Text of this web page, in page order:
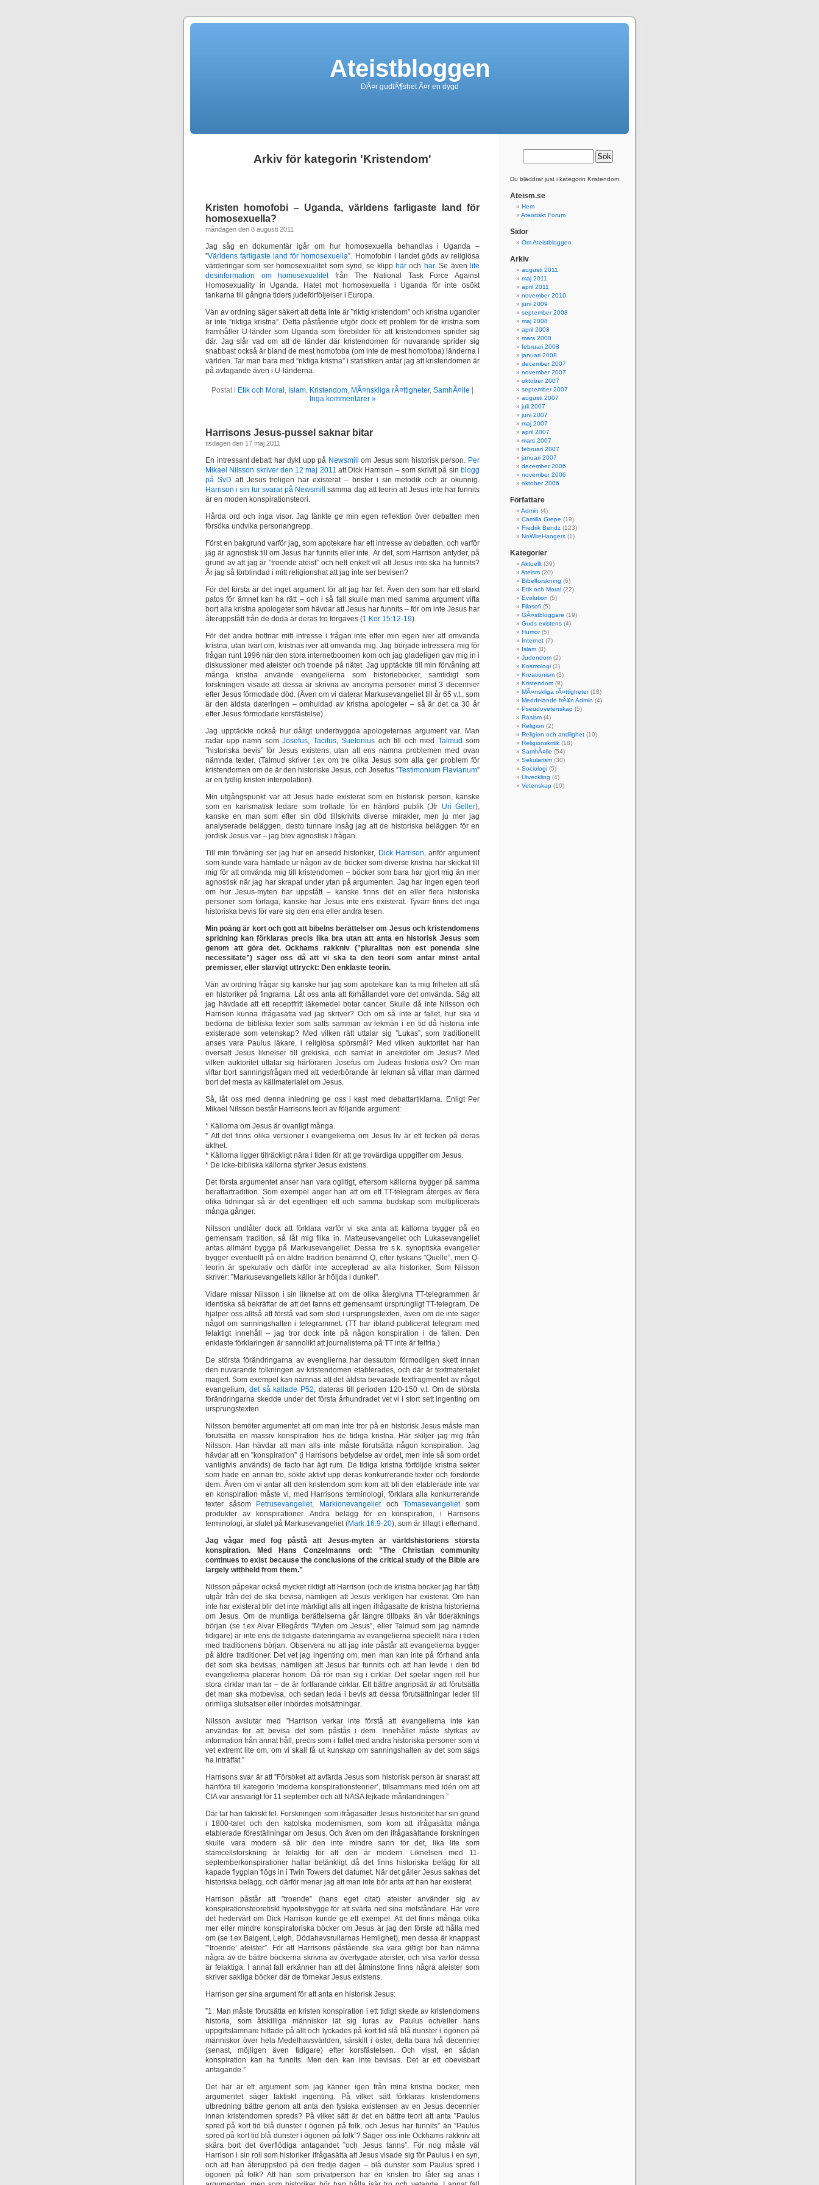
Ateistbloggen
DÃ¤r gudlÃ¶shet Ã¤r en dygd
Arkiv för kategorin 'Kristendom'
Kristen homofobi – Uganda, världens farligaste land för
homosexuella?
måndagen den 8 augusti 2011
Jag såg en dokumentär igår om hur homosexuella behandlas i Uganda –
”Världens farligaste land för homosexuella”. Homofobin i landet göds av religiösa
värderingar som ser homosexualitet som synd, se klipp här och här. Se även lite
desinformation om homosexualitetfrån The National Task Force Against
Homosexuality in Uganda. Hatet mot homosexuella i Uganda för inte osökt
tankarna till gångna tiders judeförföljelser i Europa.
Vän av ordning säger säkert att detta inte är ”riktig kristendom” och kristna ugandier
är inte ”riktiga kristna”. Detta påstående utgör dock ett problem för de kristna som
framhåller U-länder som Uganda som förebilder för att kristendomen sprider sig
där. Jag slår vad om att de länder där kristendomen för nuvarande sprider sig
snabbast också är bland de mest homofoba (om inte de mest homofoba) länderna i
världen. Tar man bara med ”riktiga kristna” i statistiken antar jag att kristendomen är
på avtagande även i U-länderna.
Postat i Etik och Moral , Islam, Kristendom, MÃ¤nskliga rÃ¤ttigheter, SamhÃ¤lle
Inga kommentarer »
Harrisons Jesus-pussel saknar bitar
tisdagen den 17 maj 2011
En intressant debatt har dykt upp på Newsmill om Jesus som historisk person. Per
Mikael Nilsson skriver den 12 maj 2011 att Dick Harrison – som skrivit på sin blogg
på SvD att Jesus troligen har existerat – brister i sin metodik och är okunnig.
Harrison i sin tur svarar på Newsmill
samma dag att teorin att Jesus inte har funnits
är en moden konspirationsteori.
Hårda ord och inga visor. Jag tänkte ge min egen reflektion över debatten men
försöka undvika personangrepp.
Först en bakgrund varför jag, som apotekare har ett intresse av debatten, och varför
jag är agnostisk till om Jesus har funnits eller inte. Är det, som Harrison antyder, på
grund av att jag är ”troende ateist” och helt enkelt vill att Jesus inte ska ha funnits?
Är jag så förblindad i mitt religionshat att jag inte ser bevisen?
För det första är det inget argument för att jag har fel. Även den som har ett starkt
patos för ämnet kan ha rätt – och i så fall skulle man med samma argument vifta
bort alla kristna apologeter som hävdar att Jesus har funnits – för om inte Jesus har
återuppstått från de döda är deras tro förgäves (1 Kor 15:12-19).
För det andra bottnar mitt intresse i frågan inte efter min egen iver att omvända
kristna, utan tvärt om, kristnas iver att omvända mig. Jag började intressera mig för
frågan runt 1996 när den stora internetboomen kom och jag gladeligen gav mig in i
diskussioner med ateister och troende på nätet. Jag upptäckte till min förvåning att
många kristna använde evangelierna som historieböcker, samtidigt som
forskningen visade att dessa är skrivna av anonyma personer minst 3 decennier
efter Jesus förmodade död. (Även om vi daterar Markusevangeliet till år 65 v.t., som
är den äldsta dateringen – omhuldad av kristna apologeter – så är det ca 30 år
efter Jesus förmodade korsfästelse).
Jag upptäckte också hur dåligt underbyggda apologeternas argument var. Man
radar upp namn som Josefus, Tacitus, Suetonius och till och med Talmud som
”historiska bevis” för Jesus existens, utan att ens nämna problemen med ovan
nämnda texter. (Talmud skriver t.ex om tre olika Jesus som alla ger problem för
kristendomen om de är den historiske Jesus, och Josefus ”Testimonium Flavianum”
är en tydlig kristen interpolation).
Min utgångspunkt var att Jesus hade existerat som en historisk person, kanske
som en karismatisk ledare som trollade för en hänförd publik (Jfr Uri Geller),
kanske en man som efter sin död tillskrivits diverse mirakler, men ju mer jag
analyserade beläggen, desto tunnare insåg jag att de historiska beläggen för en
jordisk Jesus var – jag blev agnostisk i frågan.
Till min förvåning ser jag hur en ansedd historiker, Dick Harrison, anför argument
som kunde vara hämtade ur någon av de böcker som diverse kristna har skickat till
mig för att omvända mig till kristendomen – böcker som bara har gjort mig än mer
agnostisk när jag har skrapat under ytan på argumenten. Jag har ingen egen teori
om hur Jesus-myten har uppstått – kanske finns det en eller flera historiska
personer som förlaga, kanske har Jesus inte ens existerat. Tyvärr finns det inga
historiska bevis för vare sig den ena eller andra tesen.
Min poäng är kort och gott att bibelns berättelser om Jesus och kristendomens
spridning kan förklaras precis lika bra utan att anta en historisk Jesus som
genom att göra det. Ockhams rakkniv (”pluralitas non est ponenda sine
necessitate”) säger oss då att vi ska ta den teori som antar minst antal
premisser, eller slarvigt uttryckt: Den enklaste teorin.
Vän av ordning frågar sig kanske hur jag som apotekare kan ta mig friheten att slå
en historiker på fingrarna. Låt oss anta att förhållandet vore det omvända. Säg att
jag hävdade att ett receptfritt läkemedel botar cancer. Skulle då inte Nilsson och
Harrison kunna ifrågasätta vad jag skriver? Och om så inte är fallet, hur ska vi
bedöma de bibliska texter som satts samman av lekmän i en tid då historia inte
existerade som vetenskap? Med vilken rätt uttalar sig ”Lukas”, som traditionellt
anses vara Paulus läkare, i religiösa spörsmål? Med vilken auktoritet har han
översatt Jesus liknelser till grekiska, och samlat in anekdoter om Jesus? Med
vilken auktoritet uttalar sig härföraren Josefus om Judeas historia osv? Om man
viftar bort sanningsfrågan med att vederbörande är lekman så viftar man därmed
bort det mesta av källmaterialet om Jesus.
Så, låt oss med denna inledning ge oss i kast med debattartiklarna. Enligt Per
Mikael Nilsson består Harrisons teori av följande argument:
* Källorna om Jesus är ovanligt många.
* Att det finns olika versioner i evangelierna om Jesus liv är ett tecken på deras
äkthet.
* Källorna ligger tillräckligt nära i tiden för att ge trovärdiga uppgifter om Jesus.
* De icke-bibliska källorna styrker Jesus existens.
Det första argumentet anser han vara ogiltigt, eftersom källorna bygger på samma
berättartradition. Som exempel anger han att om ett TT-telegram återges av flera
olika tidningar så är det egentligen ett och samma budskap som multiplicerats
många gånger.
Nilsson undlåter dock att förklara varför vi ska anta att källorna bygger på en
gemensam tradition, så låt mig flika in. Matteusevangeliet och Lukasevangeliet
antas allmänt bygga på Markusevangeliet. Dessa tre s.k. synoptiska evangelier
bygger eventuellt på en äldre tradition benämnd Q, efter tyskans ”Quelle”, men Q-
teorin är spekulativ och därför inte accepterad av alla historiker. Som Nilsson
skriver: ”Markusevangeliets källor är höljda i dunkel”.
Vidare missar Nilsson i sin liknelse att om de olika återgivna TT-telegrammen är
identiska så bekräftar de att det fanns ett gemensamt ursprungligt TT-telegram. De
hjälper oss alltså att förstå vad som stod i ursprungstexten, även om de inte säger
något om sanningshalten i telegrammet. (TT har ibland publicerat telegram med
felaktigt innehåll – jag tror dock inte på någon konspiration i de fallen. Den
enklaste förklaringen är sannolikt att journalisterna på TT inte är felfria.)
De största förändringarna av evenglierna har dessutom förmodligen skett innan
den nuvarande tolkningen av kristendomen etablerades, och där är textmaterialet
magert. Som exempel kan nämnas att det äldsta bevarade textfragmentet av något
evangelium, det så kallade P52, dateras till perioden 120-150 v.t. Om de största
förändringarna skedde under det första århundradet vet vi i stort sett ingenting om
ursprungstexten.
Nilsson bemöter argumentet att om man inte tror på en historisk Jesus måste man
förutsätta en massiv konspiration hos de tidiga kristna. Här skiljer jag mig från
Nilsson. Han hävdar att man alls inte måste förutsätta någon konspiration. Jag
hävdar att en ”konspiration” (i Harrisons betydelse av ordet, men inte så som ordet
vanligtvis används) de facto har ägt rum. De tidiga kristna förföljde kristna sekter
som hade en annan tro, sökte aktivt upp deras konkurrerande texter och förstörde
dem. Även om vi antar att den kristendom som kom att bli den etablerade inte var
en konspiration måste vi, med Harrisons terminologi, förklara alla konkurrerande
texter såsom
Petrusevangeliet, MarkionevangelietochTomasevangelietsom
produkter av konspirationer. Andra belägg för en konspiration, i Harrisons
terminologi, är slutet på Markusevangeliet (Mark 16:9-20), som är tillagt i efterhand.
Jag vågar med fog påstå att Jesus-myten är världshistoriens största
konspiration. Med Hans Conzelmanns ord: ”The Christian community
continues to exist because the conclusions of the critical study of the Bible are
largely withheld from them.”
Nilsson påpekar också mycket riktigt att Harrison (och de kristna böcker jag har fått)
utgår från det de ska bevisa, nämligen att Jesus verkligen har existerat. Om han
inte har existerat blir det inte märkligt alls att ingen ifrågasatte de kristna historierna
om Jesus. Om de muntliga berättelserna går längre tillbaks än vår tideräknings
början (se t.ex Alvar Ellegårds ”Myten om Jesus”, eller Talmud som jag nämnde
tidigare) är inte ens de tidigaste dateringarna av evangelierna speciellt nära i tiden
med traditionens början. Observera nu att jag inte påstår att evangelierna bygger
på äldre traditioner. Det vet jag ingenting om, men man kan inte på förhand anta
det som ska bevisas, nämligen att Jesus har funnits och att han levde i den tid
evangelierna placerar honom. Då rör man sig i cirklar. Det spelar ingen roll hur
stora cirklar man tar – de är fortfarande cirklar. Ett bättre angripsätt är att förutsätta
det man ska motbevisa, och sedan leda i bevis att dessa förutsättningar leder till
orimliga slutsatser eller inbördes motsättningar.
Nilsson avslutar med ”Harrison verkar inte förstå att evangelierna inte kan
användas för att bevisa det som påstås i dem. Innehållet måste styrkas av
information från annat håll, precis som i fallet med andra historiska personer som vi
vet extremt lite om, om vi skall få ut kunskap om sanningshalten av det som sägs
ha inträffat.”
Harrisons svar är att ”Försöket att avfärda Jesus som historisk person är snarast att
hänföra till kategorin ’moderna konspirationsteorier’, tillsammans med idén om att
CIA var ansvarigt för 11 september och att NASA fejkade månlandningen.”
Där tar han faktiskt fel. Forskningen som ifrågasätter Jesus historicitet har sin grund
i 1800-talet och den katolska modernismen, som kom att ifrågasätta många
etablerade föreställningar om Jesus. Och även om den ifrågasättande forskningen
skulle vara modern så blir den inte mindre sann för det, lika lite som
stamcellsforskning är felaktig för att den är modern. Liknelsen med 11-
septemberkonspirationer haltar betänkligt då det finns historiska belägg för att
kapade flygplan flögs in i Twin Towers det datumet. När det gäller Jesus saknas det
historiska belägg, och därför menar jag att man inte bör anta att han har existerat.
Harrison påstår att ”troende” (hans eget citat) ateister använder sig av
konspirationsteoretiskt hypotesbygge för att svärta ned sina motståndare. Här vore
det hedervärt om Dick Harrison kunde ge ett exempel. Att det finns många olika
mer eller mindre konspiratoriska böcker om Jesus är jag den förste att hålla med
om (se t.ex Baigent, Leigh, Dödahavsrullarnas Hemlighet), men dessa är knappast
”’troende’ ateister”. För att Harrisons påstående ska vara giltigt bör han nämna
några av de bättre böckerna skrivna av övertygade ateister, och visa varför dessa
är felaktiga. I annat fall erkänner han att det åtminstone finns några ateister som
skriver sakliga böcker där de förnekar Jesus existens.
Harrison ger sina argument för att anta en historisk Jesus:
”1. Man måste förutsätta en kristen konspiration i ett tidigt skede av kristendomens
historia, som åtskilliga människor lät sig luras av. Paulus och/eller hans
uppgiftslämnare hittade på allt och lyckades på kort tid slå blå dunster i ögonen på
människor över hela Medelhavsvärlden, särskilt i öster, detta bara två decennier
(senast, möjligen även tidigare) efter korsfästelsen. Och visst, en sådan
konspiration kan ha funnits. Men den kan inte bevisas. Det är ett obevisbart
antagande.”
Det här är ett argument som jag känner igen från mina kristna böcker, men
argumentet säger faktiskt ingenting. På vilket sätt förklaras kristendomens
utbredning bättre genom att anta den fysiska existensen av en Jesus decennier
innan kristendomen spreds? På vilket sätt är det en bättre teori att anta ”Paulus
spred på kort tid blå dunster i ögonen på folk, och Jesus har funnits” än ”Paulus
spred på kort tid blå dunster i ögonen på folk”? Säger oss inte Ockhams rakkniv att
skära bort det överflödiga antagandet ”och Jesus fanns”. För nog måste väl
Harrison i sin roll som historiker ifrågasätta att Jesus visade sig för Paulus i en syn,
och att han återuppstod på den tredje dagen – blå dunster som Paulus spred i
ögonen på folk? Att han som privatperson har en kristen tro låter sig anas i
Du bläddrar just i kategorin Kristendom.
Ateism.se
Hem
Ateistiskt Forum
Sidor
Om Ateistbloggen
Arkiv
augusti 2011
maj 2011
april 2011
november 2010
juni 2009
september 2008
maj 2008
april 2008
mars 2008
februari 2008
januari 2008
december 2007
november 2007
oktober 2007
september 2007
augusti 2007
juli 2007
juni 2007
maj 2007
april 2007
mars 2007
februari 2007
januari 2007
december 2006
november 2006
oktober 2006
Författare
Admin (4)
Camilla Grepe (19)
Fredrik Bendz (123)
NoWireHangers (1)
Kategorier
Aktuellt (39)
Ateism (20)
Bibelforskning (6)
Etik och Moral (22)
Evolution (5)
Filosofi (5)
GÃ¤stbloggare (19)
Guds existens (4)
Humor(5)
Internet (7)
Islam (8)
Judendom (2)
Kosmologi (1)
Kreationism (3)
Kristendom (9)
MÃ¤nskliga rÃ¤ttigheter(18)
Meddelande frÃ¥n Admin (4)
Pseudovetenskap (5)
Rasism (4)
Religion (2)
Religion och andlighet (10)
Religionskritik (18)
SamhÃ¤lle (54)
Sekularism (30)
Sociologi (5)
Utveckling (4)
Vetenskap (10)